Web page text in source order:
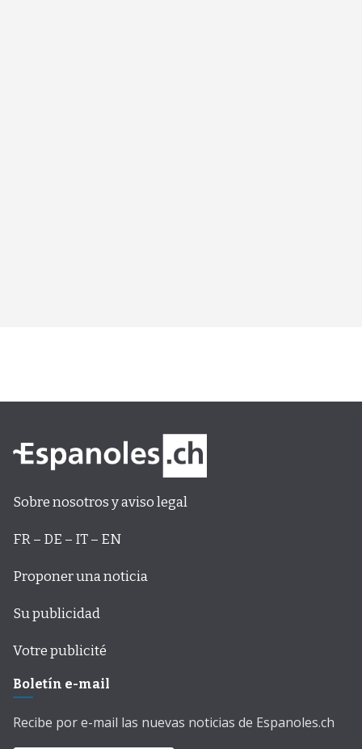
Sobre nosotros y aviso legal
FR – DE – IT – EN
Proponer una noticia
Su publicidad
Votre publicité
Boletín e-mail
Recibe por e-mail las nuevas noticias de Espanoles.ch